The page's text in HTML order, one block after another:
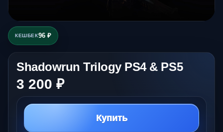
КЕШБЕК96 ₽
Shadowrun Trilogy PS4 & PS5
3 200 ₽
Купить